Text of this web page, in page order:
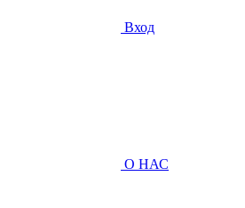
Вход
О НАС